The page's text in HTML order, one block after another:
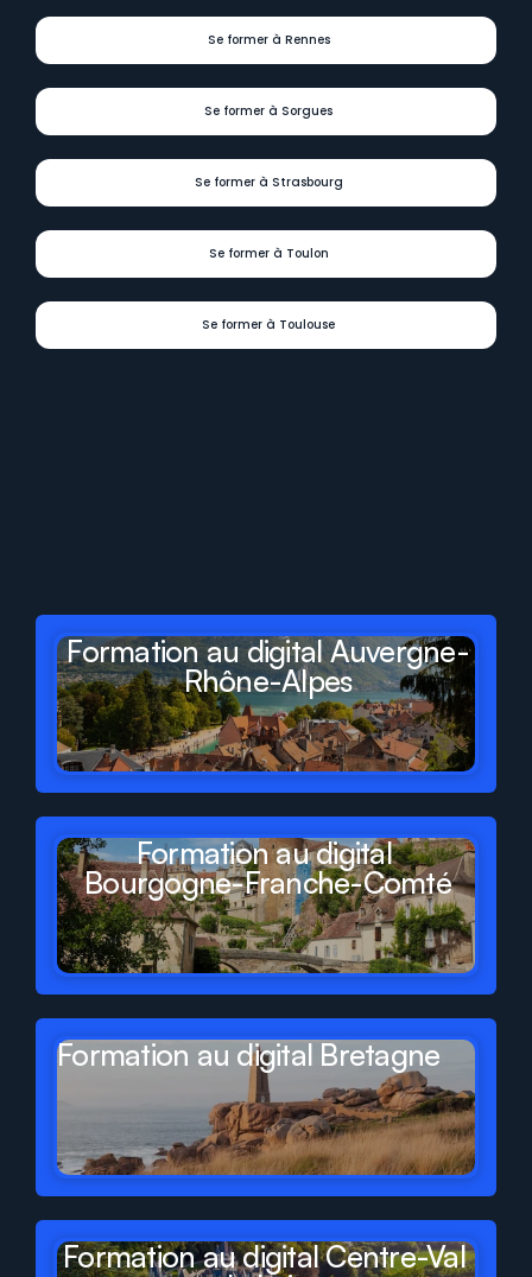
Se former à Rennes
Se former à Sorgues
Se former à Strasbourg
Se former à Toulon
Se former à Toulouse
deFrance
Formation au digital Auvergne-
Rhône-Alpes
Formation au digital
Bourgogne-Franche-Comté
Formation au digital Bretagne
Formation au digital Centre-Val